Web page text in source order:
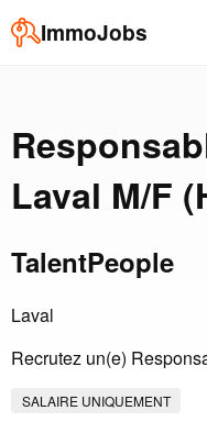
ImmoJobs
Laval M/F
TalentPeople
Laval
Recrutez un(e)
SALAIRE UNIQUEMENT